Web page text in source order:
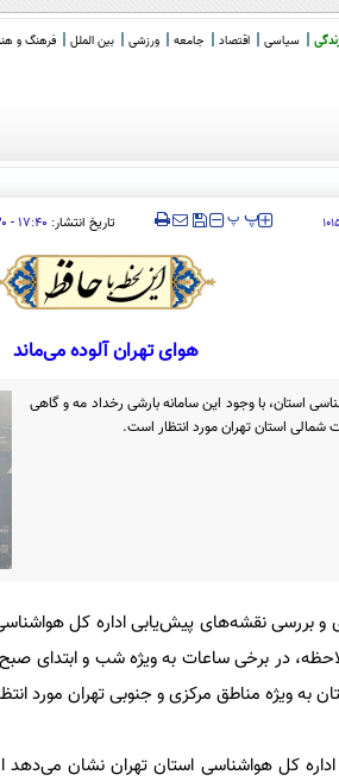
سیاسی اقتصاد جامعه ورزشی بین الملل فرهنگ و
‍‍‍ پپ تاریخ انتشار: ۱۷:۴۰ - ۳۰-۰۸-۱۴۰۳
هوای تهران آلوده می‌ماند
استان، با وجود این سامانه بارشی رخداد مه و گاهی
شمالی استان تهران مورد انتظار است.
و بررسی نقشه‌های پیش‌یابی اداره کل
در برخی ساعات به ویژه شب و ابتدای
به ویژه مناطق مرکزی و جنوبی تهران مورد
کل هواشناسی استان تهران نشان می‌دهد